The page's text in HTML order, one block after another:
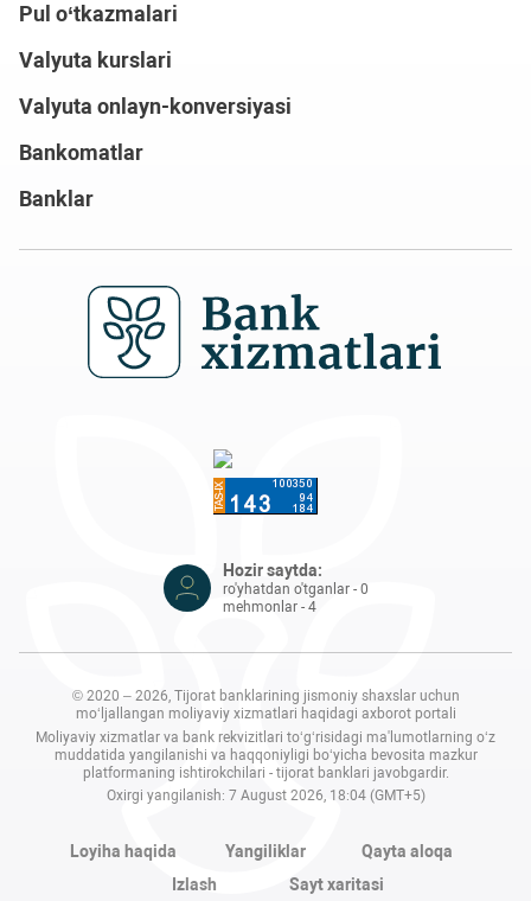
Pul o‘tkazmalari
Valyuta kurslari
Valyuta onlayn-konversiyasi
Bankomatlar
Banklar
Hozir saytda:
ro'yhatdan o'tganlar - 0
mehmonlar - 4
© 2020 – 2026, Tijorat banklarining jismoniy shaxslar uchun
mo‘ljallangan moliyaviy xizmatlari haqidagi axborot portali
Moliyaviy xizmatlar va bank rekvizitlari to‘g‘risidagi ma'lumotlarning o‘z
muddatida yangilanishi va haqqoniyligi bo‘yicha bevosita mazkur
platformaning ishtirokchilari - tijorat banklari javobgardir.
Oxirgi yangilanish: 7 August 2026, 18:04 (GMT+5)
Loyiha haqida Yangiliklar
Qayta aloqa
Izlash
Sayt xaritasi